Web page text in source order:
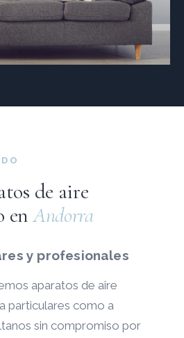
de aire
enAndorra
y profesionales
aparatos de aire
particulares como a
sin compromiso por